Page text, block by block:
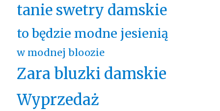
tanie swetry damskie
to będzie modne jesienią
w modnej bloozie
Zara bluzki damskie
Wyprzedaż